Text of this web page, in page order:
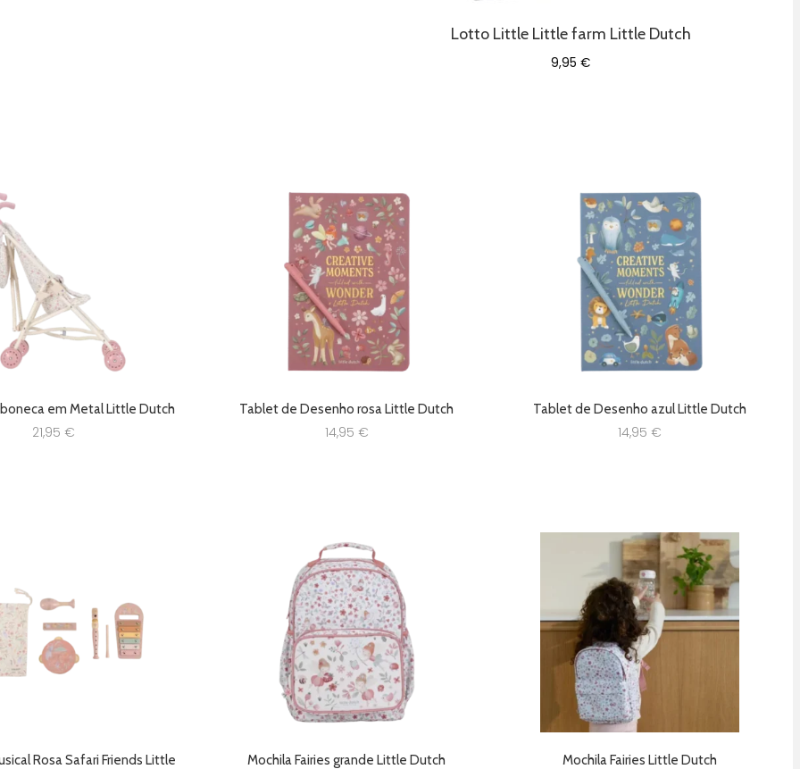
Lotto Little Little farm Little Dutch
9,95€
em Metal Little Dutch
21,95 €
Tablet de Desenho rosa Little Dutch
14,95 €
Tablet de Desenho azul Little Dutch
14,95 €
Rosa Safari Friends Little
Mochila Fairies grande Little Dutch Mochila Fairies Little Dutch